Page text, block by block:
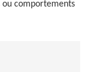
ou comportements